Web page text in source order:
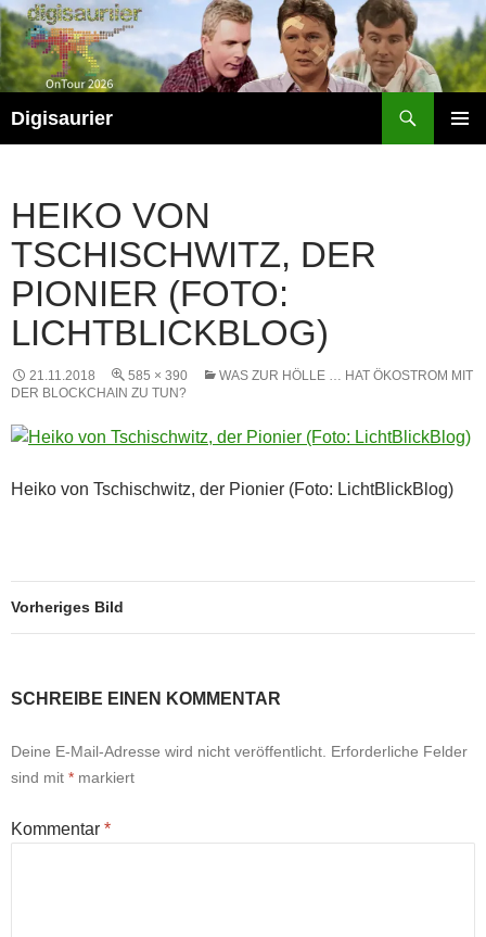
Zum
Inhalt
springen
Digisaurier
HEIKO VON
TSCHISCHWITZ, DER
PIONIER (FOTO:
LICHTBLICKBLOG)
21.11.2018 585 × 390
WAS ZUR HÖLLE … HAT ÖKOSTROM MIT
DER BLOCKCHAIN ZU TUN?
Heiko von Tschischwitz, der Pionier (Foto: LichtBlickBlog)
Vorheriges Bild
SCHREIBE EINEN KOMMENTAR
Deine E-Mail-Adresse wird nicht veröffentlicht. Erforderliche Felder
sind mit * markiert
Kommentar *